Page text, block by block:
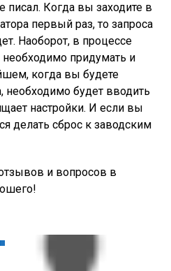
писал. Когда вы заходите в
первый раз, то запроса
Наоборот, в процессе
необходимо придумать и
когда вы будете
необходимо будет вводить
настройки. И если вы
делать сброс к заводским
и вопросов в